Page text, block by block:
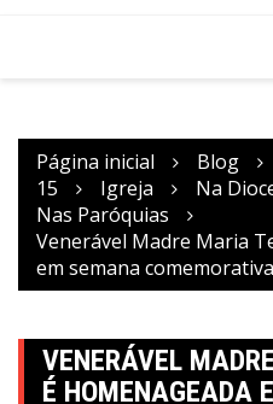
Página inicial Blog
15
Igreja
Na
Nas Paróquias
Venerável Madre Maria
em semana comemorativa
VENERÁVEL
É HOMENAGEADA